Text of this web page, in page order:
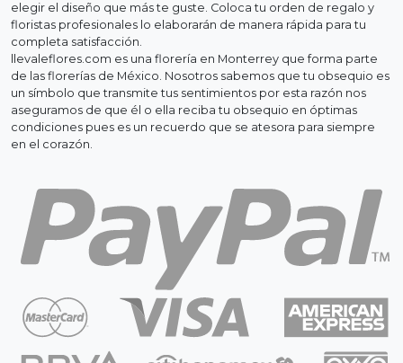
elegir el diseño que más te guste. Coloca tu orden de regalo y
floristas profesionales lo elaborarán de manera rápida para tu
completa satisfacción.
llevaleflores.com es una florería en Monterrey que forma parte
de las florerías de México. Nosotros sabemos que tu obsequio es
un símbolo que transmite tus sentimientos por esta razón nos
aseguramos de que él o ella reciba tu obsequio en óptimas
condiciones pues es un recuerdo que se atesora para siempre
en el corazón.